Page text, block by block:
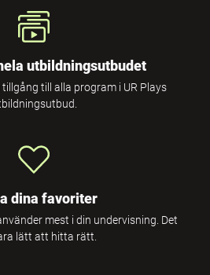
utbildningsutbudet
till alla program i UR Plays
dina favoriter
mest i din undervisning. Det
lätt att hitta rätt.